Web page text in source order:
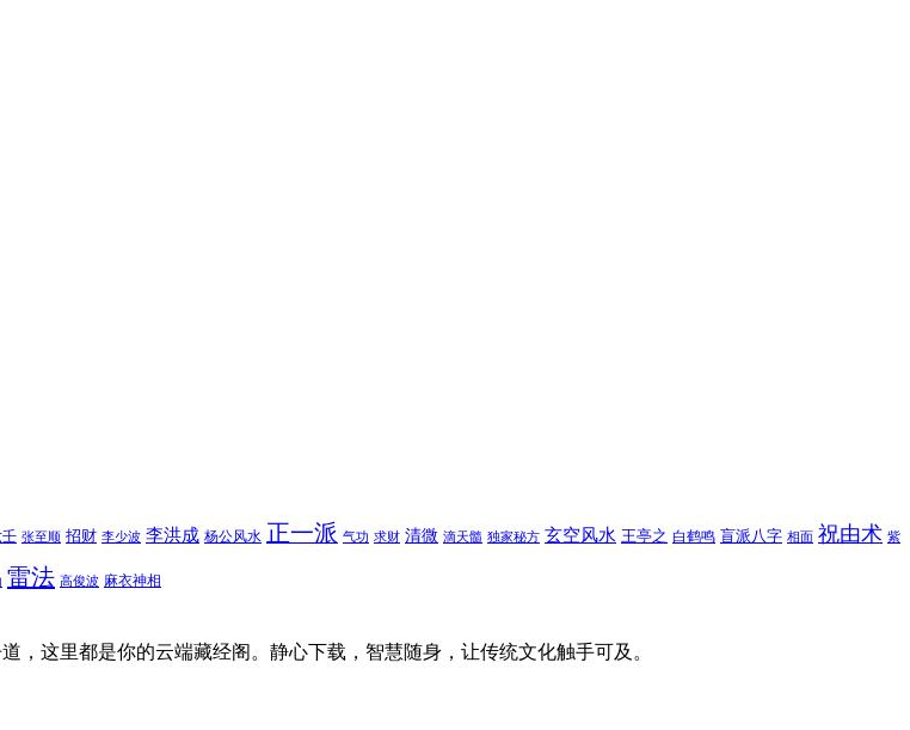
张至顺 招财 李少波 李洪成 杨公风水 正一派 气功 求财 清微 滴天髓 独家秘方 玄空风水 王亭之 白鹤鸣 盲派八字 相面 祝由术 紫
雷法 高俊波 麻衣神相
这里都是你的云端藏经阁。静心下载，智慧随身，让传统文化触手可及。